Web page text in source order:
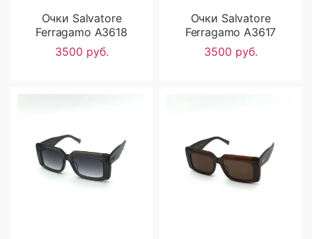
Очки Salvatore
Ferragamo A3618
3500 руб.
Очки Salvatore
Ferragamo A3617
3500 руб.